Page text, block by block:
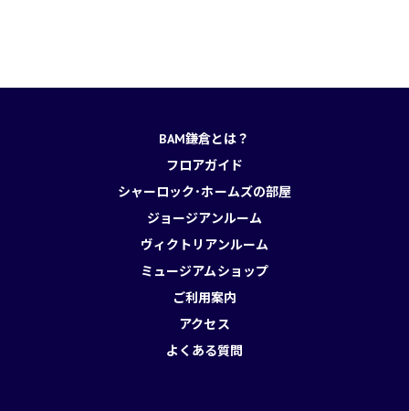
BAM鎌倉とは？
フロアガイド
シャーロック･ホームズの部屋
ジョージアンルーム
ヴィクトリアンルーム
ミュージアムショップ
ご利用案内
アクセス
よくある質問